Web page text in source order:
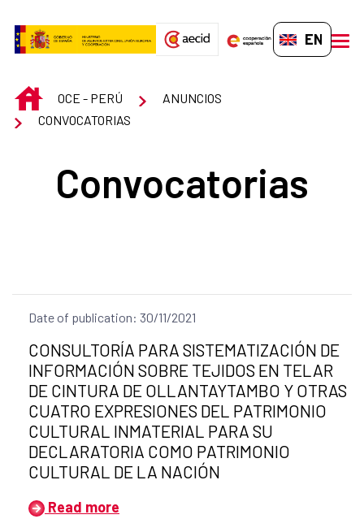
EN-GB
INICIOOCE - PERÚ
ANUNCIOS
CONVOCATORIAS
Convocatorias
Date of publication: 30/11/2021
Title of the announcement:
CONSULTORÍA PARA SISTEMATIZACIÓN DE
INFORMACIÓN SOBRE TEJIDOS EN TELAR
DE CINTURA DE OLLANTAYTAMBO Y OTRAS
CUATRO EXPRESIONES DEL PATRIMONIO
CULTURAL INMATERIAL PARA SU
DECLARATORIA COMO PATRIMONIO
CULTURAL DE LA NACIÓN
Read more